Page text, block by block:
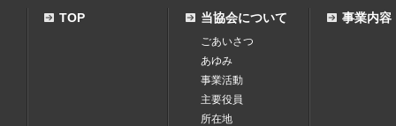
TOP 当協会について
ごあいさつ
あゆみ
事業活動
主要役員
所在地
事業内容